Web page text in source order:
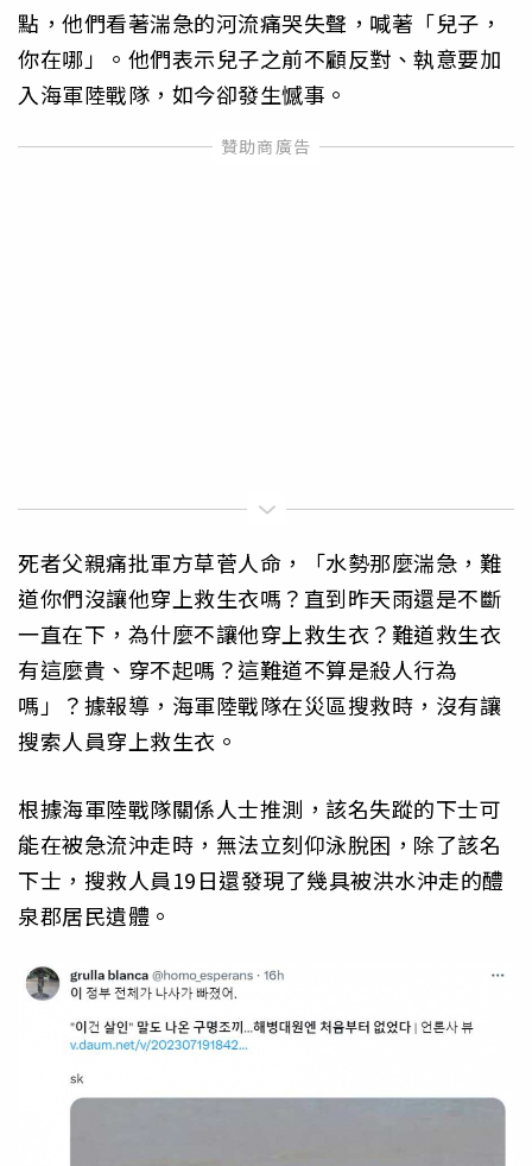
點，他們看著湍急的河流痛哭失聲，喊著「兒子，
你在哪」。他們表示兒子之前不顧反對、執意要加
入海軍陸戰隊，如今卻發生憾事。
死者父親痛批軍方草菅人命，「水勢那麼湍急，難
道你們沒讓他穿上救生衣嗎？直到昨天雨還是不斷
一直在下，為什麼不讓他穿上救生衣？難道救生衣
有這麼貴、穿不起嗎？這難道不算是殺人行為
嗎」？據報導，海軍陸戰隊在災區搜救時，沒有讓
搜索人員穿上救生衣。
根據海軍陸戰隊關係人士推測，該名失蹤的下士可
能在被急流沖走時，無法立刻仰泳脫困，除了該名
下士，搜救人員19日還發現了幾具被洪水沖走的醴
泉郡居民遺體。